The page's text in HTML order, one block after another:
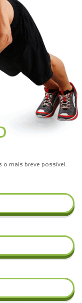
o mais breve possível.